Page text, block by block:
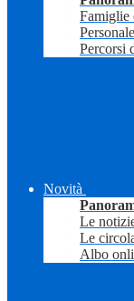
Famiglie
Percorsi
Novità
Le
Le
Albo